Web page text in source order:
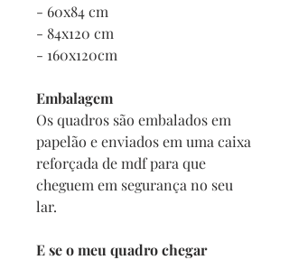
- 60x84 cm
- 84x120 cm
- 160x120cm
Embalagem
Os quadros são embalados em
papelão e enviados em uma caixa
reforçada de mdf para que
cheguem em segurança no seu
lar.
E se o meu quadro chegar